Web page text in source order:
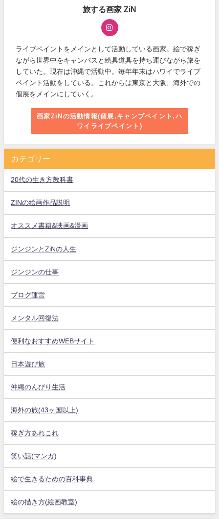
旅する画家 ZiN
ライブペイントをメインとして活動している画家。絵で稼ぎ
ながら世界中をキャンバスと絵具道具を持ち運びながら旅を
していた。現在は沖縄で活動中。毎年年末はハワイでライブ
ペイント活動をしている。これからは東京と大阪、海外での
個展をメインにしていく。
画家ZiNの活動情報(個展,キャンプペイント,ハ
ワイライブペイント)
カテゴリー
20代の生き方教科書
ZINの絵画作品説明
オススメ書籍&映画&漫画
ジンジンとZiNの人生
ジンジンの仕事
ブログ運営
メンタル回復法
便利なおすすめWEBサイト
日本遊び旅
沖縄のんびり生活
海外の旅(43ヶ国以上)
稼ぎ方あれこれ
笑い話(マンガ)
絵で生きるための百科事典
絵の描き方(絵画教室)